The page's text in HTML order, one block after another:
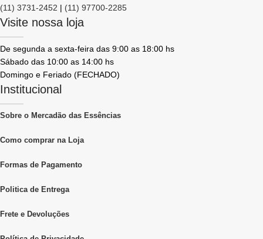
(11) 3731-2452 | (11) 97700-2285
Visite nossa loja
De segunda a sexta-feira das 9:00 as 18:00 hs
Sábado das 10:00 as 14:00 hs
Domingo e Feriado (FECHADO)
Institucional
Sobre o Mercadão das Essências
Como comprar na Loja
Formas de Pagamento
Politica de Entrega
Frete e Devoluções